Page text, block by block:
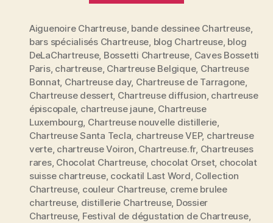
reine
des
liqueurs
et
véritable
élixir
de
vie »
Aiguenoire Chartreuse, bande dessinee Chartreuse,
bars spécialisés Chartreuse, blog Chartreuse, blog
DeLaChartreuse, Bossetti Chartreuse, Caves Bossetti
Paris, chartreuse, Chartreuse Belgique, Chartreuse
Bonnat, Chartreuse day, Chartreuse de Tarragone,
Chartreuse dessert, Chartreuse diffusion, chartreuse
épiscopale, chartreuse jaune, Chartreuse
Luxembourg, Chartreuse nouvelle distillerie,
Chartreuse Santa Tecla, chartreuse VEP, chartreuse
verte, chartreuse Voiron, Chartreuse.fr, Chartreuses
rares, Chocolat Chartreuse, chocolat Orset, chocolat
suisse chartreuse, cockatil Last Word, Collection
Chartreuse, couleur Chartreuse, creme brulee
chartreuse, distillerie Chartreuse, Dossier
Chartreuse, Festival de dégustation de Chartreuse,